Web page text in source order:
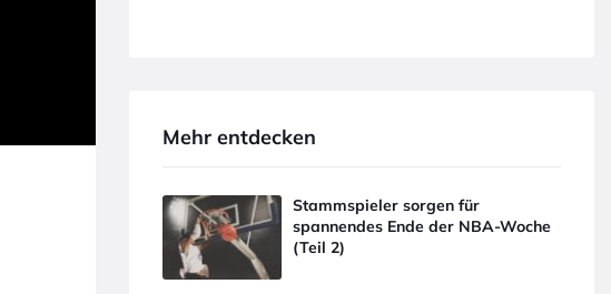
Mehr entdecken
Stammspieler sorgen für
spannendes Ende der NBA-Woche
(Teil 2)